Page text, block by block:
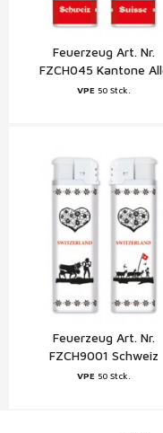
Feuerzeug Art. Nr.
FZCH045 Kantone
Zentral Schweiz
VPE 50 Stck.
Feuerzeug Art. Nr.
FZCH9001 Schweiz
VPE 50 Stck.